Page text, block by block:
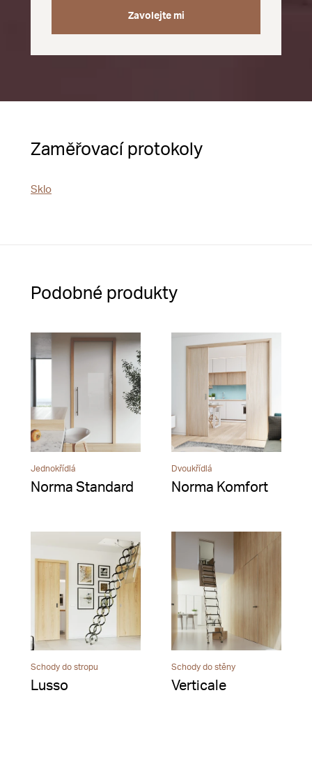
Zavolejte mi
Zaměřovací protokoly
Sklo
Podobné produkty
Jednokřídlá
Norma Standard
Dvoukřídlá
Norma Komfort
Schody do stropu
Lusso
Schody do stěny
Verticale